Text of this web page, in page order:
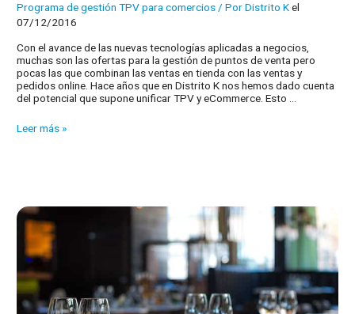
Programa de gestión TPV para comercios/ PorDistrito Kel
07/12/2016
Con el avance de las nuevas tecnologías aplicadas a negocios,
muchas son las ofertas para la gestión de puntos de venta pero
pocas las que combinan las ventas en tienda con las ventas y
pedidos online. Hace años que en Distrito K nos hemos dado cuenta
del potencial que supone unificar TPV y eCommerce. Esto …
TPV
Leer más »